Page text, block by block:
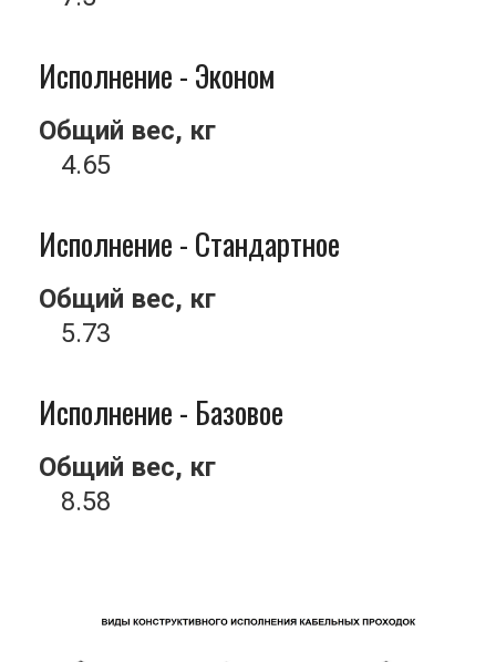
Исполнение - Эконом
Общий вес, кг
4.65
Исполнение - Стандартное
Общий вес, кг
5.73
Исполнение - Базовое
Общий вес, кг
8.58